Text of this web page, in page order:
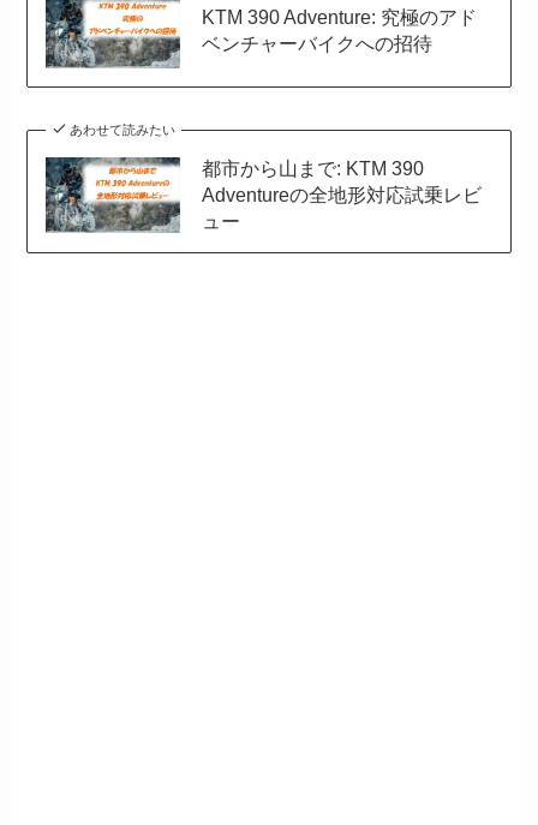
KTM 390 Adventure: 究極のアド
ベンチャーバイクへの招待
あわせて読みたい
都市から山まで: KTM 390
Adventureの全地形対応試乗レビ
ュー